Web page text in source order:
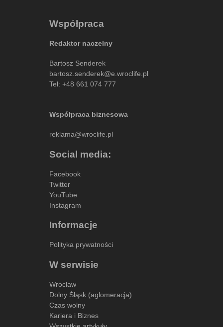
Współpraca
Redaktor naczelny
Bartosz Senderek
bartosz.senderek@e.wroclife.pl
Tel: +48 661 074 777
Współpraca biznesowa
reklama@wroclife.pl
Social media:
Facebook
Twitter
YouTube
Instagram
Informacje
Polityka prywatności
W serwisie
Wrocław
Dolny Śląsk (aglomeracja)
Czas wolny
Kariera i Biznes